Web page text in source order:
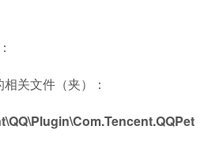
关文件（夹）：